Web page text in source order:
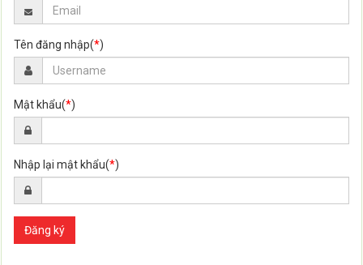
Tên đăng nhập(*)
Mật khẩu(*)
Nhập lại mật khẩu(*)
Đăng ký